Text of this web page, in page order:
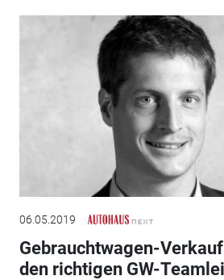
06.05.2019
Gebrauchtwagen-
den richtigen GW-